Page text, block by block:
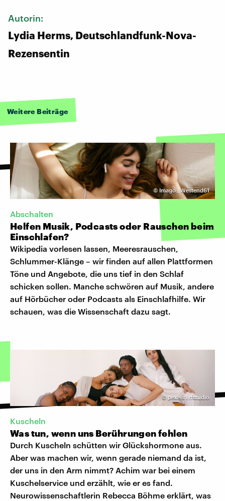
Autorin:
Lydia Herms, Deutschlandfunk-Nova-
Rezensentin
Weitere Beiträge
© Imago | Westend61
Abschalten
Helfen Musik, Podcasts oder Rauschen beim
Einschlafen?
Wikipedia vorlesen lassen, Meeresrauschen,
Schlummer-Klänge – wir finden auf allen Plattformen
Töne und Angebote, die uns tief in den Schlaf
schicken sollen. Manche schwören auf Musik, andere
auf Hörbücher oder Podcasts als Einschlafhilfe. Wir
schauen, was die Wissenschaft dazu sagt.
©pexels I rfstudio
Kuscheln
Was tun, wenn uns Berührungen fehlen
Durch Kuscheln schütten wir Glückshormone aus.
Aber was machen wir, wenn gerade niemand da ist,
der uns in den Arm nimmt? Achim war bei einem
Kuschelservice und erzählt, wie er es fand.
Neurowissenschaftlerin Rebecca Böhme erklärt, was